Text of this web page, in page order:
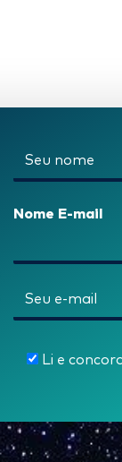
o
m
*
Nome E-mail
-
l
*
Li e